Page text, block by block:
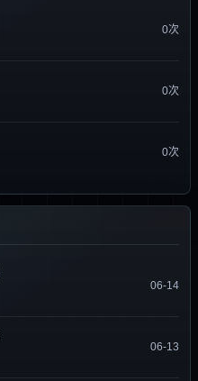
0次
0次
0次
06-14
06-13